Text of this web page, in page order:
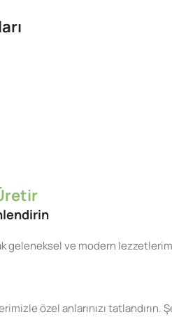
geleneksel ve modern
özel anlarınızı